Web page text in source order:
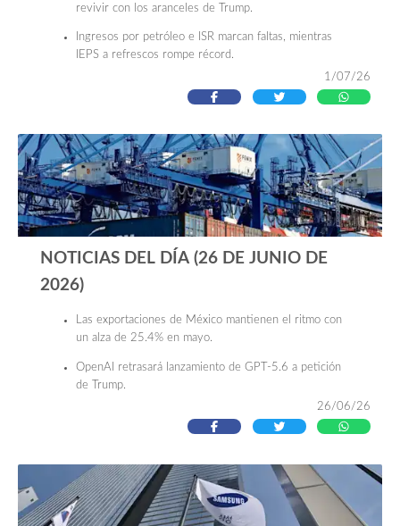
revivir con los aranceles de Trump.
Ingresos por petróleo e ISR marcan faltas, mientras
IEPS a refrescos rompe récord.
Los perros robot dejan el espectáculo y se convierten
en aliados de la industria.
millones de líneas y la pérdida de 1,900 mdp
mensuales.
1/07/26
NOTICIAS DEL DÍA (26 DE JUNIO DE
2026)
Las exportaciones de México mantienen el ritmo con
un alza de 25.4% en mayo.
OpenAI retrasará lanzamiento de GPT-5.6 a petición
de Trump.
El negocio más perrón de México: la exportación de
alimento para mascotas crece 7.5 veces.
despegan rumbo al Mundial; destinos de playa
pierden pasajeros.
26/06/26